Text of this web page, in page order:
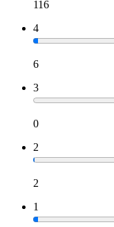
116
4
6
3
0
2
2
1